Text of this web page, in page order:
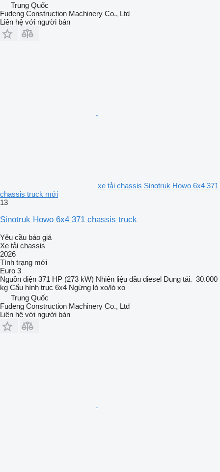
Trung Quốc
Fudeng Construction Machinery Co., Ltd
Liên hệ với người bán
xe tải chassis Sinotruk Howo 6x4 371
chassis truck mới
13
Sinotruk Howo 6x4 371 chassis truck
Yêu cầu báo giá
Xe tải chassis
2026
Tình trạng mới
Euro 3
Nguồn điện 371 HP (273 kW) Nhiên liệu dầu diesel Dung tải. 30.000
kg Cấu hình trục 6x4 Ngừng lò xo/lò xo
Trung Quốc
Fudeng Construction Machinery Co., Ltd
Liên hệ với người bán